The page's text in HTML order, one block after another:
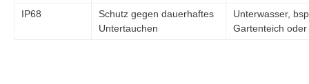
IP68
Schutz gegen dauerhaftes
Untertauchen
Unterwasser,
Gartenteich oder